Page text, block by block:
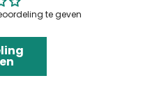
te geven